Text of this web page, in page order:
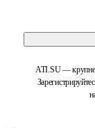
ATI.SU —